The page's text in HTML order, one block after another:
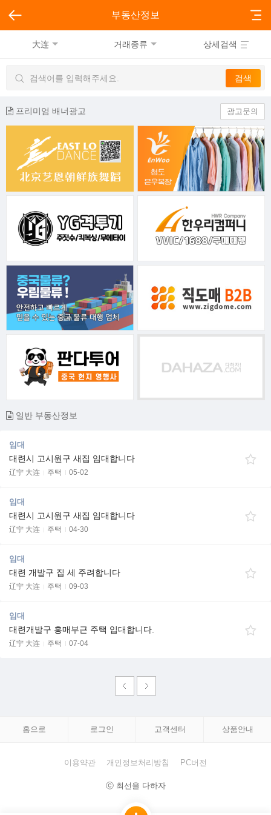
부동산정보
大连 거래종류 상세검색
프리미엄 배너광고 광고문의
일반 부동산정보
임대
대련시 고시원구 새집 임대합니다
辽宁 大连 주택 05-02
임대
대련시 고시원구 새집 임대합니다
辽宁 大连 주택 04-30
임대
대련 개발구 집 세 주려합니다
辽宁 大连 주택 09-03
임대
대련개발구 홍매부근 주택 입대합니다.
辽宁 大连 주택 07-04
홈으로 로그인 고객센터 상품안내
이용약관 개인정보처리방침 PC버전
ⓒ 최선을 다하자